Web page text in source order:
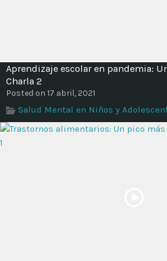
Aprendizaje escolar en pandemia:
Charla 2
Posted on 17 abril, 2021
Salud Mental en Niños y